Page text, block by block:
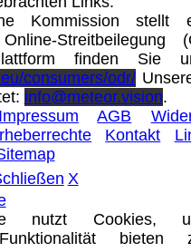
Kommission stellt
Streitbeilegung
finden Sie
consumers/odr/
info@meteor.vision.
Impressum AGB
Kontakt
X
nutzt Cookies,
bieten